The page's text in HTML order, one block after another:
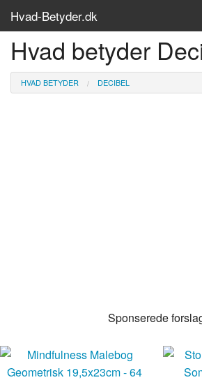
Hvad-Betyder.dk
Om siden
Søg...
Hvad betyder
HVAD BETYDER DECIBEL
Sponserede